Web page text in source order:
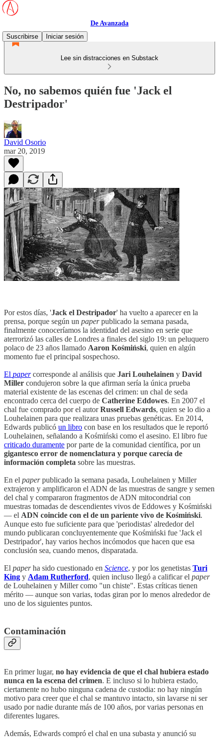
De Avanzada
Suscribirse
Iniciar sesión
Lee sin distracciones en Substack
No, no sabemos quién fue 'Jack el
Destripador'
David Osorio
mar 20, 2019
Por estos días, 'Jack el Destripador' ha vuelto a aparecer en la
prensa, porque según un paperpublicado la semana pasada,
finalmente conoceríamos la identidad del asesino en serie que
aterrorizó las calles de Londres a finales del siglo 19: un peluquero
polaco de 23 años llamado Aaron Kośmiński, quien en algún
momento fue el principal sospechoso.
El papercorresponde al análisis que Jari Louhelainen y David
Miller condujeron sobre la que afirman sería la única prueba
material existente de las escenas del crimen: un chal de seda
encontrado cerca del cuerpo de Catherine Eddowes. En 2007 el
chal fue comprado por el autorRussell Edwards, quien se lo dio a
Louhelainen para que realizara unas pruebas genéticas. En 2014,
Edwards publicó un libro con base en los resultados que le reportó
Louhelainen, señalando a Kośmiński como el asesino. El libro fue
criticado duramente por parte de la comunidad científica, por un
gigantesco error de nomenclatura y porque carecía de
información completa sobre las muestras.
En el paperpublicado la semana pasada, Louhelainen y Miller
extrajeron y amplificaron el ADN de las muestras de sangre y semen
del chal y compararon fragmentos de ADN mitocondrial con
muestras tomadas de descendientes vivos de Eddowes y Kośmiński
— el ADN coincide con el de un pariente vivo de Kośmiński.
Aunque esto fue suficiente para que 'periodistas' alrededor del
mundo publicaran concluyentemente que Kośmiński fue 'Jack el
Destripador', hay varios hechos incómodos que hacen que esa
conclusión sea, cuando menos, disparatada.
El paperha sido cuestionado en Science, y por los genetistas Turi
King y Adam Rutherford, quien incluso llegó a calificar el paper
de Louhelainen y Miller como "un chiste". Estas críticas tienen
mérito — aunque son varias, todas giran por lo menos alrededor de
uno de los siguientes puntos.
Contaminación
En primer lugar, no hay evidencia de que el chal hubiera estado
nunca en la escena del crimen. E incluso si lo hubiera estado,
ciertamente no hubo ninguna cadena de custodia: no hay ningún
motivo para creer que el chal se mantuvo intacto, sin lavarse ni ser
usado por nadie durante más de 100 años, por varias personas en
diferentes lugares.
Además, Edwards compró el chal en una subasta y anunció su